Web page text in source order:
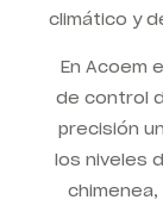
climático y
En Acoem
de control
precisión
los niveles
chimenea,